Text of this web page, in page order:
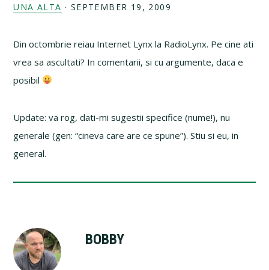
UNA ALTA · SEPTEMBER 19, 2009
Din octombrie reiau Internet Lynx la RadioLynx. Pe cine ati
vrea sa ascultati? In comentarii, si cu argumente, daca e
posibil
Update: va rog, dati-mi sugestii specifice (nume!), nu
generale (gen: “cineva care are ce spune”). Stiu si eu, in
general.
BOBBY